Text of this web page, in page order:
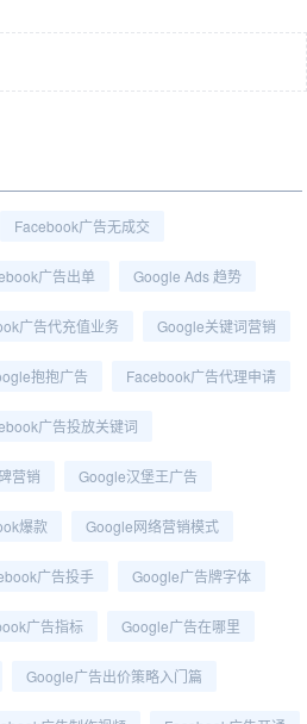
Facebook广告无成交
广告出单 Google Ads 趋势
广告代充值业务 Google关键词营销
抱抱广告 Facebook广告代理申请
广告投放关键词
营销 Google汉堡王广告
爆款 Google网络营销模式
广告投手 Google广告牌字体
广告指标 Google广告在哪里
Google广告出价策略入门篇